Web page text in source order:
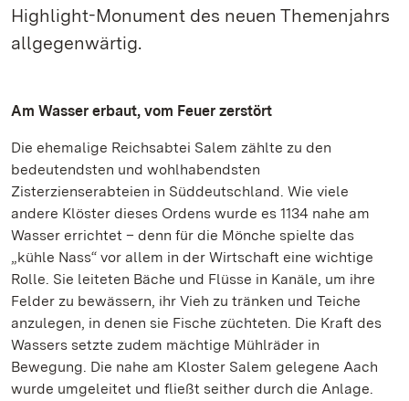
Highlight-Monument des neuen Themenjahrs
allgegenwärtig.
Am Wasser erbaut, vom Feuer zerstört
Die ehemalige Reichsabtei Salem zählte zu den
bedeutendsten und wohlhabendsten
Zisterzienserabteien in Süddeutschland. Wie viele
andere Klöster dieses Ordens wurde es 1134 nahe am
Wasser errichtet – denn für die Mönche spielte das
„kühle Nass“ vor allem in der Wirtschaft eine wichtige
Rolle. Sie leiteten Bäche und Flüsse in Kanäle, um ihre
Felder zu bewässern, ihr Vieh zu tränken und Teiche
anzulegen, in denen sie Fische züchteten. Die Kraft des
Wassers setzte zudem mächtige Mühlräder in
Bewegung. Die nahe am Kloster Salem gelegene Aach
wurde umgeleitet und fließt seither durch die Anlage.